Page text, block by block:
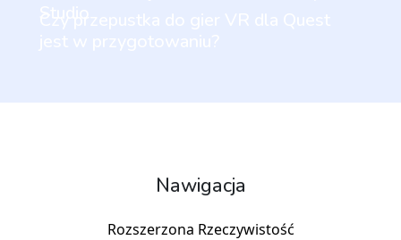
Nawigacja
Rozszerzona Rzeczywistość